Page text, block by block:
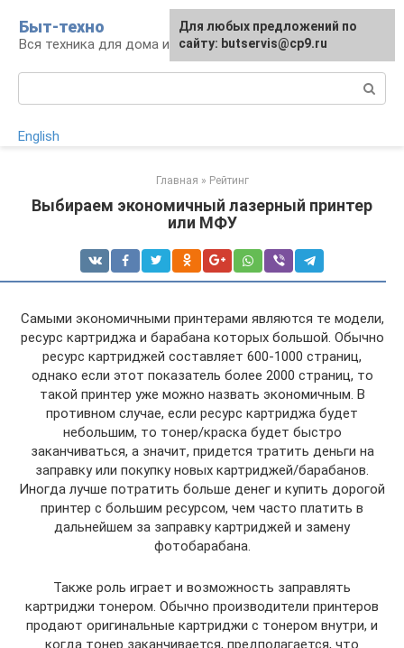
контенту
Быт-техно
Вся техника для дома и сада
English
Главная » Рейтинг
Выбираем экономичный лазерный принтер
или МФУ
Самыми экономичными принтерами являются те модели,
ресурс картриджа и барабана которых большой. Обычно
ресурс картриджей составляет 600-1000 страниц,
однако если этот показатель более 2000 страниц, то
такой принтер уже можно назвать экономичным. В
противном случае, если ресурс картриджа будет
небольшим, то тонер/краска будет быстро
заканчиваться, а значит, придется тратить деньги на
заправку или покупку новых картриджей/барабанов.
Иногда лучше потратить больше денег и купить дорогой
принтер с большим ресурсом, чем часто платить в
дальнейшем за заправку картриджей и замену
фотобарабана.
Также роль играет и возможность заправлять
картриджи тонером. Обычно производители принтеров
продают оригинальные картриджи с тонером внутри, и
когда тонер заканчивается, предполагается, что
Для любых предложений по
сайту: butservis@cp9.ru